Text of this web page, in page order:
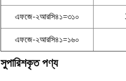
এফজে-২আরসি৪১=৩১০
এফজে-২আরসি৪১=১৬০
সুপারিশকৃত পণ্য